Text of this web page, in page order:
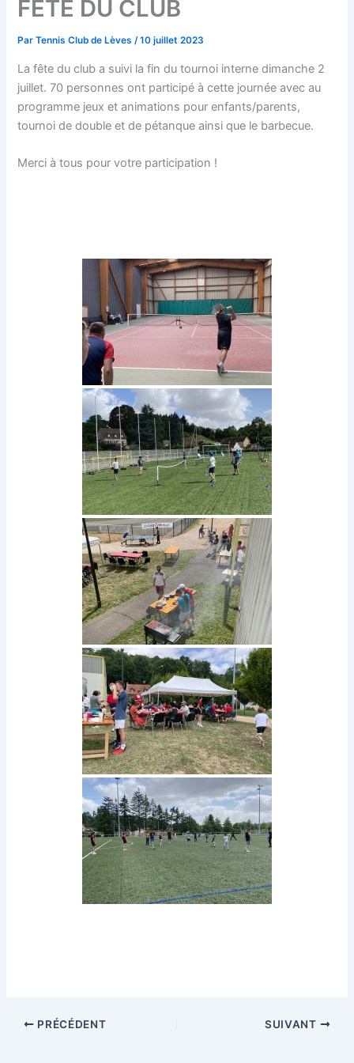
FÊTE DU CLUB
ParTennis Club de Lèves/10 juillet 2023
La fête du club a suivi la fin du tournoi interne dimanche 2
juillet. 70 personnes ont participé à cette journée avec au
programme jeux et animations pour enfants/parents,
tournoi de double et de pétanque ainsi que le barbecue.
Merci à tous pour votre participation !
PRÉCÉDENT SUIVANT